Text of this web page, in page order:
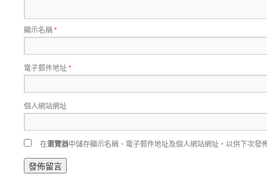
顯示名稱*
電子郵件地址*
個人網站網址
在瀏覽器中儲存顯示名稱、電子郵件地址及個人網站網址，以供下次發